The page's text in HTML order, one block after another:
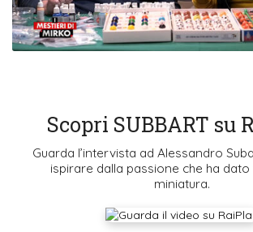
Scopri SUBBART su
Guarda l’intervista ad Alessandro
ispirare dalla passione che ha
miniatura.